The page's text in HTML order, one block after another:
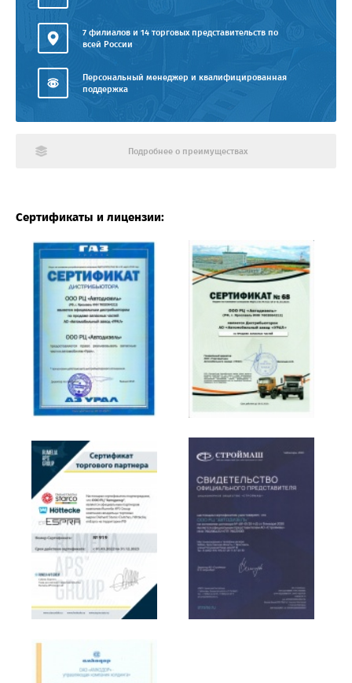
7 филиалов и 14 торговых представительств по
всей России
Персональный менеджер и квалифицированная
поддержка
Подробнее о преимуществах
Сертификаты и лицензии: